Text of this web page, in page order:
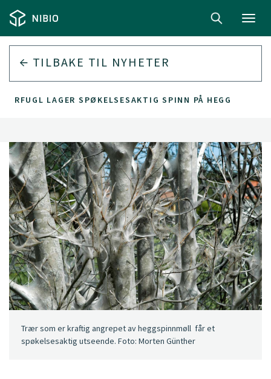
TILBAKE TIL NYHETER
LAGER SPØKELSESAKTIG SPINN PÅ HEGG
Trær som er kraftig angrepet av heggspinnmøll får et
spøkelsesaktig utseende. Foto: Morten Günther